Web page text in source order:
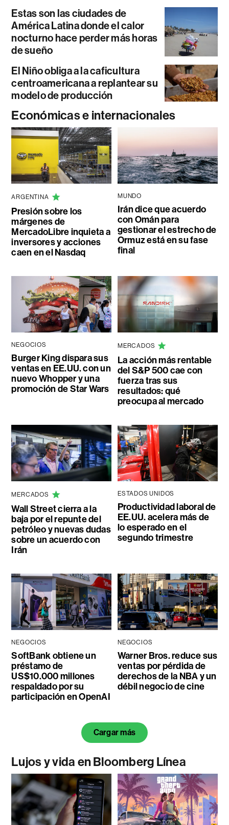
Estas son las ciudades de
América Latina donde el calor
nocturno hace perder más horas
de sueño
El Niño obliga a la caficultura
centroamericana a replantear su
modelo de producción
Económicas e internacionales
ARGENTINA
Presión sobre los
márgenes de
MercadoLibre inquieta a
inversores y acciones
caen en el Nasdaq
MUNDO
Irán dice que acuerdo
con Omán para
gestionar el estrecho de
Ormuz está en su fase
final
NEGOCIOS
Burger King dispara sus
ventas en EE.UU. con un
nuevo Whopper y una
promoción de Star Wars
MERCADOS
La acción más rentable
del S&P 500 cae con
fuerza tras sus
resultados: qué
preocupa al mercado
MERCADOS
Wall Street cierra a la
baja por el repunte del
petróleo y nuevas dudas
sobre un acuerdo con
Irán
ESTADOS UNIDOS
Productividad laboral de
EE.UU. acelera más de
lo esperado en el
segundo trimestre
NEGOCIOS
SoftBank obtiene un
préstamo de
US$10.000 millones
respaldado por su
participación en OpenAI
NEGOCIOS
Warner Bros. reduce sus
ventas por pérdida de
derechos de la NBA y un
débil negocio de cine
Cargar más
Lujos y vida en Bloomberg Línea